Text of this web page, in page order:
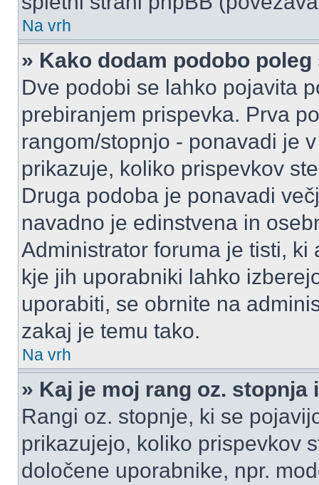
Na vrh
» Kako dodam podobo
Dve podobi se lahko pojavita
prebiranjem prispevka. Prva
rangom/stopnjo - ponavadi je
prikazuje, koliko prispevkov
Druga podoba je ponavadi
navadno je edinstvena in
Administrator foruma je tisti,
kje jih uporabniki lahko
uporabiti, se obrnite na
zakaj je temu tako.
Na vrh
» Kaj je moj rang oz.
Rangi oz. stopnje, ki se
prikazujejo, koliko prispevkov
določene uporabnike, npr.